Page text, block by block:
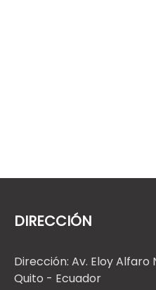
DIRECCIÓN
Dirección: Av. Eloy Alfaro
Quito - Ecuador